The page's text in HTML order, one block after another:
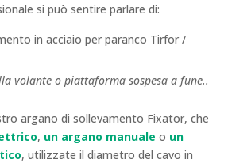
si può sentire parlare di:
in acciaio per paranco Tirfor /
volante o piattaforma sospesa a fune..
argano di sollevamento Fixator, che
, un argano manuale o un
, utilizzate il diametro del cavo in